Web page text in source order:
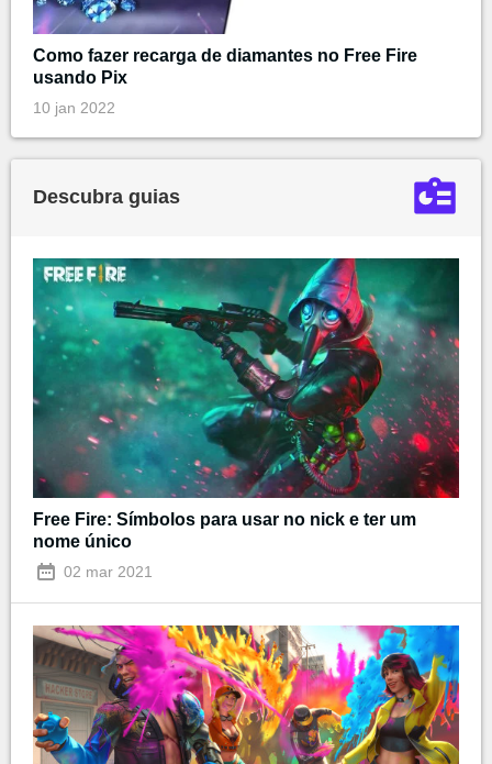
Como fazer recarga de diamantes no Free Fire
usando Pix
10 jan 2022
Descubra guias
Free Fire: Símbolos para usar no nick e ter um
nome único
02 mar 2021